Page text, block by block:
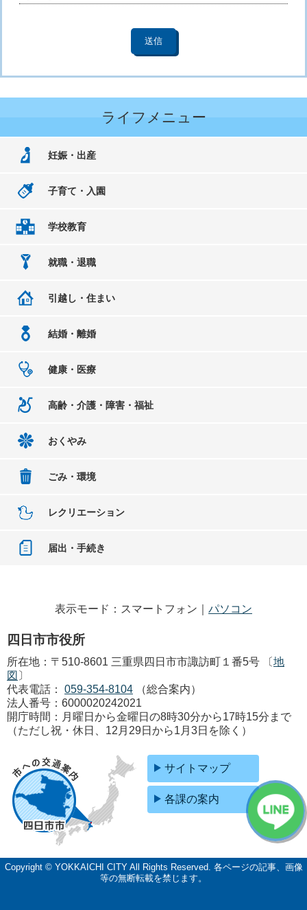
ライフメニュー
妊娠・出産
子育て・入園
学校教育
就職・退職
引越し・住まい
結婚・離婚
健康・医療
高齢・介護・障害・福祉
おくやみ
ごみ・環境
レクリエーション
届出・手続き
表示モード：スマートフォン｜ パソコン
四日市市役所
所在地：〒510-8601 三重県四日市市諏訪町１番5号 〔地
図 〕
代表電話：
059-354-8104
（総合案内）
法人番号：6000020242021
開庁時間：月曜日から金曜日の8時30分から17時15分まで
（ただし祝・休日、12月29日から1月3日を除く）
サイトマップ
各課の案内
Copyright © YOKKAICHI CITY All Rights Reserved. 各ページの記事、画像
等の無断転載を禁じます。